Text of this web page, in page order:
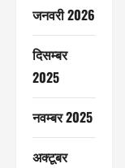
जनवरी 2026
दिसम्बर
2025
नवम्बर 2025
अक्टूबर